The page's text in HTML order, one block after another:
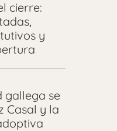
cierre:
y
gallega se
Casal y la